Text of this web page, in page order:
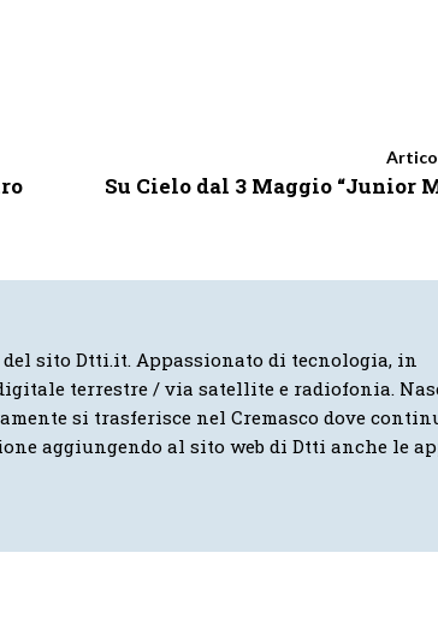
Su Cielo dal 3 Maggio “Junior
sito Dtti.it. Appassionato di tecnologia, in
terrestre / via satellite e radiofonia.
si trasferisce nel Cremasco dove
aggiungendo al sito web di Dtti anche le